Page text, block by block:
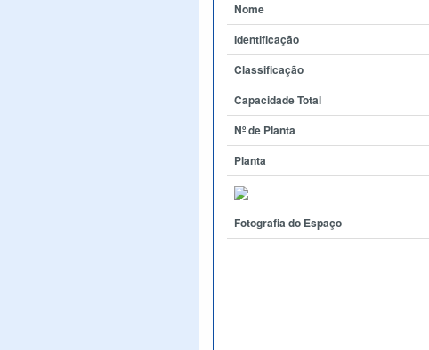
Nome
Identificação
Classificação
Capacidade Total
Nº de Planta
Planta
Fotografia do Espaço